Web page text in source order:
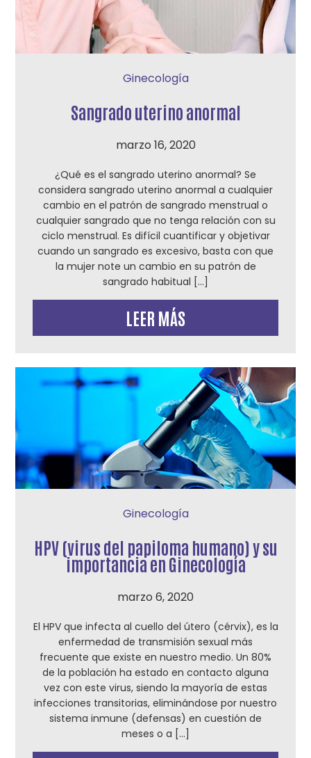
Ginecología
Sangrado uterino anormal
marzo 16, 2020
¿Qué es el sangrado uterino anormal? Se
considera sangrado uterino anormal a cualquier
cambio en el patrón de sangrado menstrual o
cualquier sangrado que no tenga relación con su
ciclo menstrual. Es difícil cuantificar y objetivar
cuando un sangrado es excesivo, basta con que
la mujer note un cambio en su patrón de
sangrado habitual […]
LEER MÁS
Ginecología
HPV (virus del papiloma humano) y su
importancia en Ginecología
marzo 6, 2020
El HPV que infecta al cuello del útero (cérvix), es la
enfermedad de transmisión sexual más
frecuente que existe en nuestro medio. Un 80%
de la población ha estado en contacto alguna
vez con este virus, siendo la mayoría de estas
infecciones transitorias, eliminándose por nuestro
sistema inmune (defensas) en cuestión de
meses o a […]